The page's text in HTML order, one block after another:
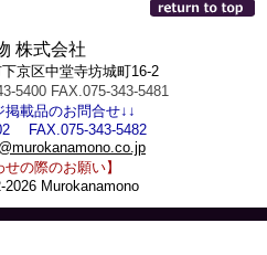
株式会社
京区中堂寺坊城町16-2
5400 FAX.075-343-5481
掲載品のお問合せ↓↓
FAX.075-343-5482
せの際のお願い】
Murokanamono